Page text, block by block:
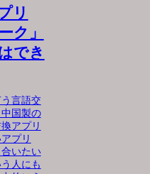
リ
ク」
でき
言語交
国製の
アプリ
プリ
いたい
人にも